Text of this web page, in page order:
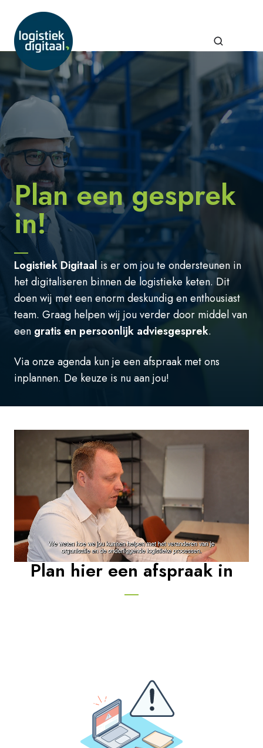
Plan een gesprek
in!
Logistiek Digitaal is er om jou te ondersteunen in
het digitaliseren binnen de logistieke keten. Dit
doen wij met een enorm deskundig en enthousiast
team. Graag helpen wij jou verder door middel van
een gratis en persoonlijk adviesgesprek.
Via onze agenda kun je een afspraak met ons
inplannen. De keuze is nu aan jou!
Plan hier een afspraak in